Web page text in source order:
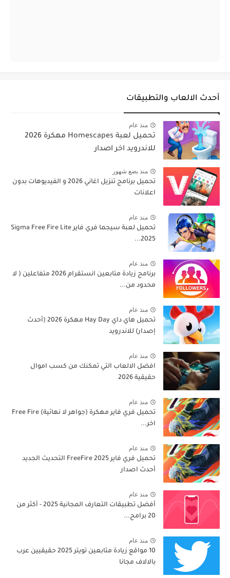
أحدث الالعاب والتطبيقات
منذ عام
تحميل لعبة Homescapes مهكرة 2026
للاندرويد اخر اصدار
منذ بضع شهور
تحميل برنامج تنزيل اغاني 2026 و الفيديوهات بدون
اعلانات
منذ عام
تحميل لعبة سيجما فري فاير Sigma Free Fire Lite
2025...
منذ عام
برنامج زيادة متابعين انستقرام 2026 متفاعلين ( لا
محدود من...
منذ عام
تحميل هاي داي Hay Day مهكرة 2026 (أحدث
إصدار) للاندرويد
منذ عام
افضل الالعاب التي تمكنك من كسب اموال
حقيقية 2026
منذ عام
تحميل فري فاير مهكرة (جواهر لا نهائية) Free Fire
اخر...
منذ عام
تحميل فري فاير 2025 FreeFire التحديث الجديد
أحدث اصدار
منذ عام
أفضل تطبيقات التعارف المجانية 2025 - أكثر من
20 برامج...
منذ عام
10 مواقع زيادة متابعين تويتر 2025 حقيقيين عرب
بالالاف مجانا